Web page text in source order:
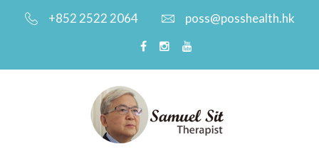
+852 2522 2064 poss@posshealth.hk